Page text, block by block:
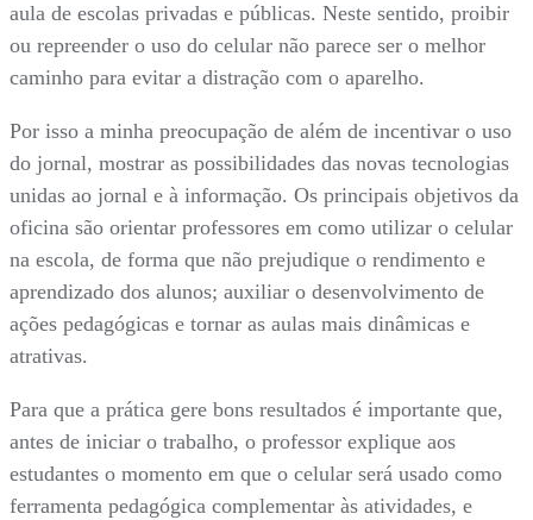
aula de escolas privadas e públicas. Neste sentido, proibir
ou repreender o uso do celular não parece ser o melhor
caminho para evitar a distração com o aparelho.
Por isso a minha preocupação de além de incentivar o uso
do jornal, mostrar as possibilidades das novas tecnologias
unidas ao jornal e à informação. Os principais objetivos da
oficina são orientar professores em como utilizar o celular
na escola, de forma que não prejudique o rendimento e
aprendizado dos alunos; auxiliar o desenvolvimento de
ações pedagógicas e tornar as aulas mais dinâmicas e
atrativas.
Para que a prática gere bons resultados é importante que,
antes de iniciar o trabalho, o professor explique aos
estudantes o momento em que o celular será usado como
ferramenta pedagógica complementar às atividades, e